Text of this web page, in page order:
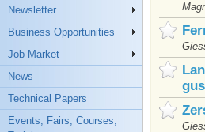
Newsletter
Business Opportunities
Job Market
News
Technical Papers
Events, Fairs, Courses,